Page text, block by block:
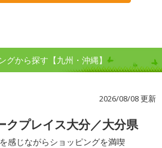
グから探す【九州・沖縄】
2026/08/08 更新
クプレイス大分／大分県
感じながらショッピングを満喫